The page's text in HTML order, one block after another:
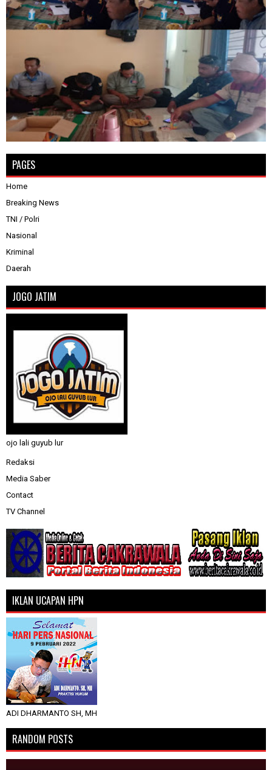
PAGES
Home
Breaking News
TNI / Polri
Nasional
Kriminal
Daerah
JOGO JATIM
ojo lali guyub lur
Redaksi
Media Saber
Contact
TV Channel
IKLAN UCAPAN HPN
ADI DHARMANTO SH, MH
RANDOM POSTS